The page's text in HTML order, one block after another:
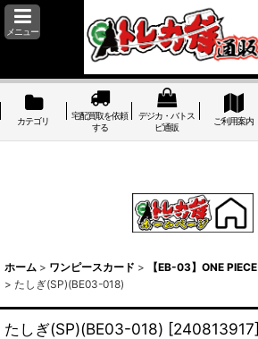
メニュー
カテゴリ
宅配買取を依頼
する
デジカ・バトス
ピ通販
ご利用案内
ホーム > ワンピースカード >
【EB-03】ONE
> たしぎ(SP)(BE03-018)
たしぎ(SP)(BE03-018) [240813917]